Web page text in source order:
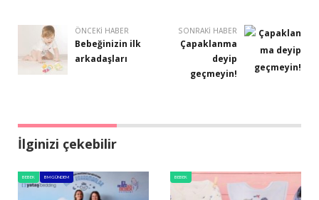
ÖNCEKI HABER
Bebeğinizin ilk
arkadaşları
SONRAKI HABER
Çapaklanma
deyip
geçmeyin!
İlginizi çekebilir
BEBEK BM GÜNDEM BEBEK